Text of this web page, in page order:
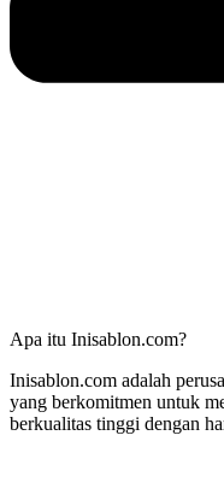
Apa itu Inisablon.com?
Inisablon.com adalah
yang berkomitmen untuk
berkualitas tinggi dengan